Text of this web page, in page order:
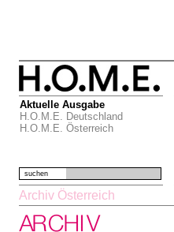
Aktuelle Ausgabe
H.O.M.E. Deutschland
H.O.M.E. Österreich
suchen
Archiv Österreich